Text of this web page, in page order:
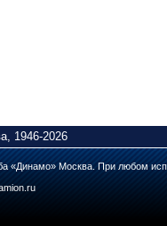
1946-2026
«Динамо» Москва. При любом